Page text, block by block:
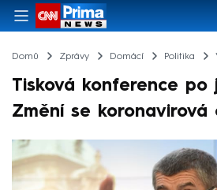
Domů Zprávy Domácí Politika
Tisková konference po
Změní se koronavirová